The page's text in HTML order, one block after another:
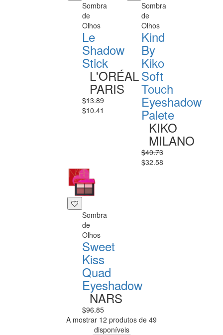
Sombra
de
Olhos
Le
Shadow
Stick
L'ORÉAL
PARIS
$13.89
$10.41
Sombra
de
Olhos
Kind
By
Kiko
Soft
Touch
Eyeshadow
Palete
KIKO
MILANO
$40.73
$32.58
Sombra
de
Olhos
Sweet
Kiss
Quad
Eyeshadow
NARS
$96.85
A mostrar 12 produtos de 49
disponíveis